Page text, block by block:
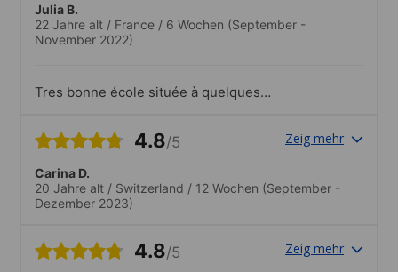
Julia B.
22 Jahre alt / France / 6 Wochen (September -
November 2022)
Tres bonne école située à quelques
professeurs sont géniaux , ils arrivent à
4.8/5 Zeig mehr
Carina D.
20 Jahre alt / Switzerland / 12 Wochen (September -
Dezember 2023)
4.8/5 Zeig mehr